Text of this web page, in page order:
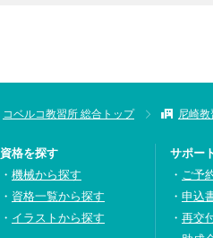
コベルコ教習所 総合トップ 尼崎
資格を探す
機械から探す
資格一覧から探す
イラストから探す
サポー
ご予
申込
再交